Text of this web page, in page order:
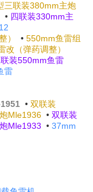
三联装380mm主炮
• 四联装330mm主
） • 550mm鱼雷组
改（弹药调整）
装550mm鱼雷
雷
• 双联装
Mle1936 • 双联装
Mle1933 • 37mm